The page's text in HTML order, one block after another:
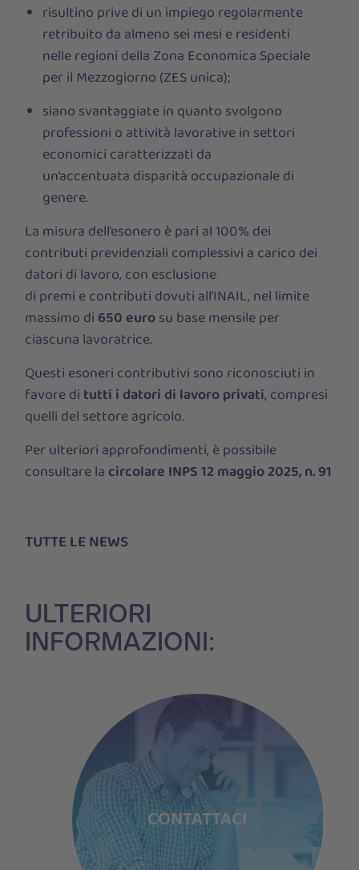
risultino prive di un impiego regolarmente
retribuito da almeno sei mesi e residenti
nelle regioni della Zona Economica Speciale
per il Mezzogiorno (ZES unica);
siano svantaggiate in quanto svolgono
professioni o attività lavorative in settori
economici caratterizzati da
un’accentuata disparità occupazionale di
genere.
La misura dell’esonero è pari al 100% dei
contributi previdenziali complessivi a carico dei
datori di lavoro, con esclusione
di premi econtributi dovuti all’INAIL, nel limite
massimo di 650 eurosu base mensile per
ciascuna lavoratrice.
Questi esoneri contributivi sono riconosciuti in
favore di tutti i datori di lavoro privati, compresi
quelli del settore agricolo.
Per ulteriori approfondimenti, è possibile
consultare la circolare INPS 12 maggio 2025, n. 91
TUTTE LE NEWS
ULTERIORI
INFORMAZIONI:
CONTATTACI